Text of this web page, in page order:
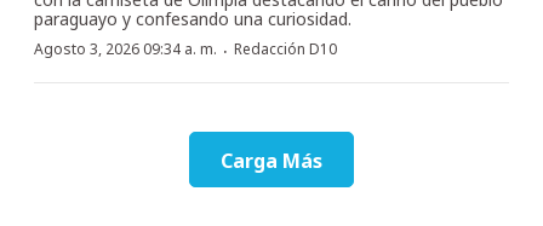
paraguayo y confesando una curiosidad.
Agosto 3, 2026 09:34 a. m. · Redacción D10
Carga Más